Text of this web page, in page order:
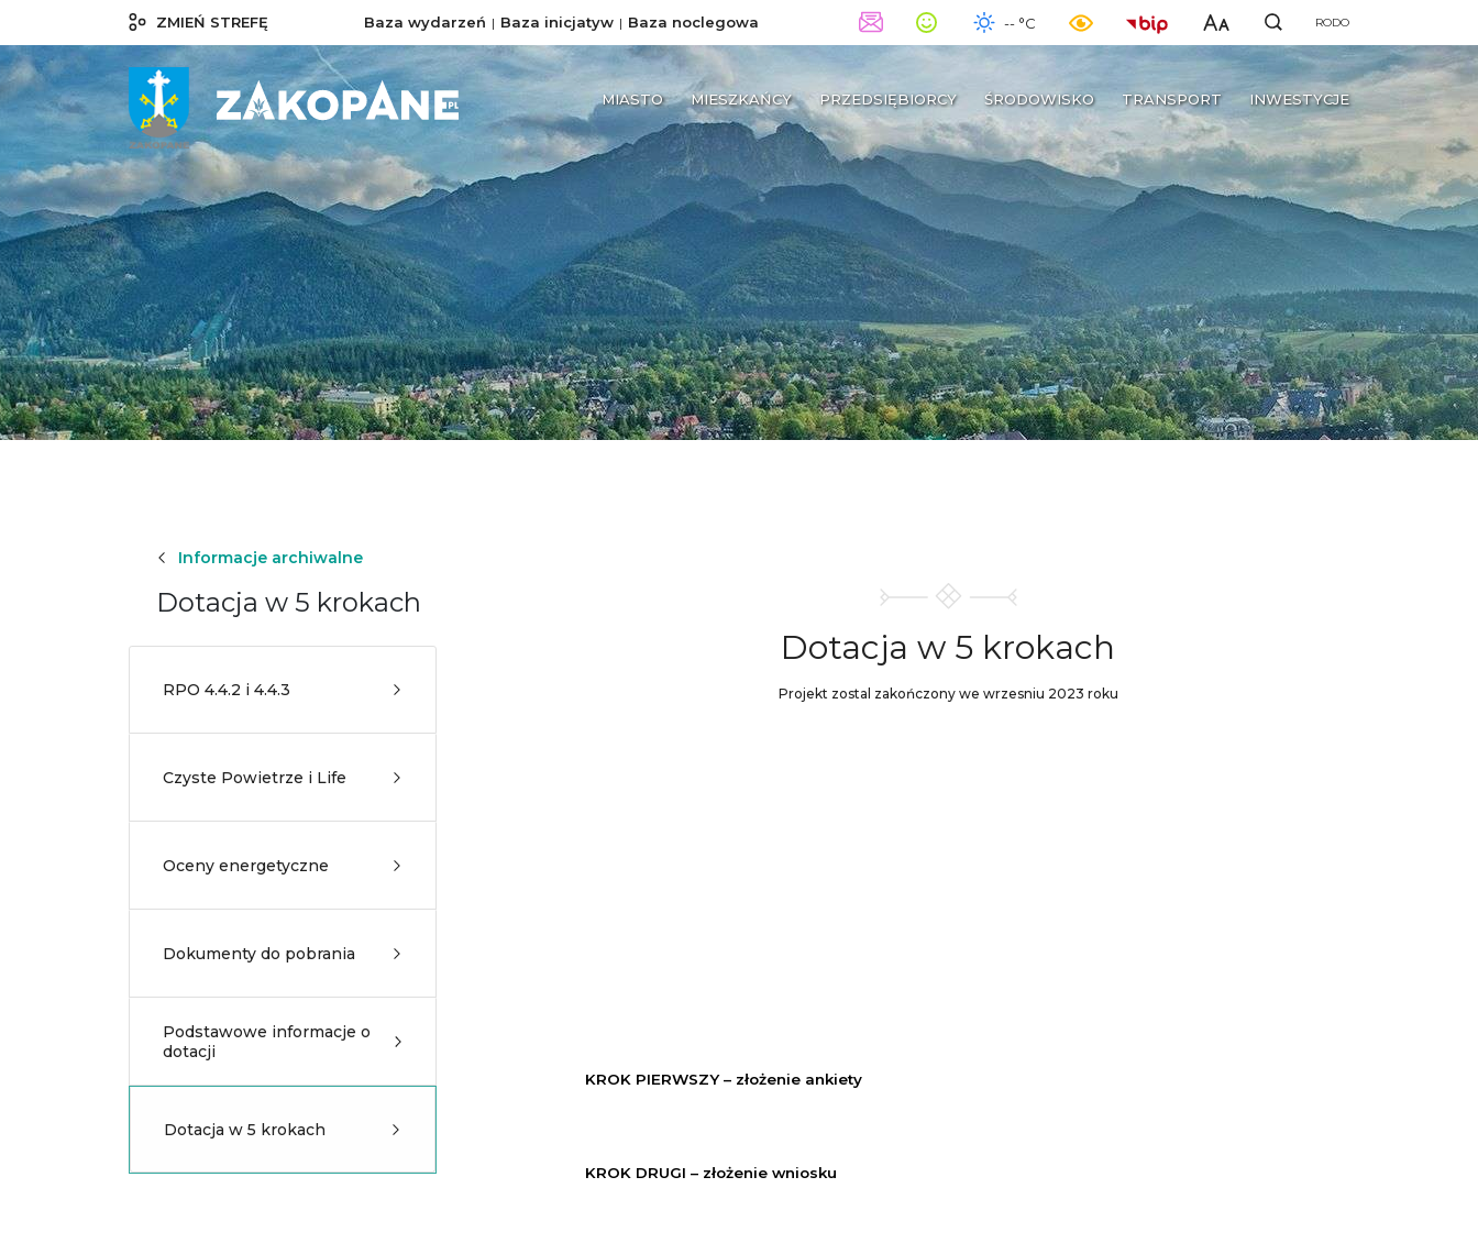
ZMIEŃ STREFĘ Baza wydarzeń Baza inicjatyw Baza noclegowa -- °C RODO
MIASTO MIESZKAŃCY PRZEDSIĘBIORCY ŚRODOWISKO TRANSPORT INWESTYCJE
Informacje archiwalne
Dotacja w 5 krokach
RPO 4.4.2 i 4.4.3
Czyste Powietrze i Life
Oceny energetyczne
Dokumenty do pobrania
Podstawowe informacje o
dotacji
Dotacja w 5 krokach
Dotacja w 5 krokach
Projekt zostal zakończony we wrzesniu 2023 roku
KROK PIERWSZY – złożenie ankiety
KROK DRUGI – złożenie wniosku